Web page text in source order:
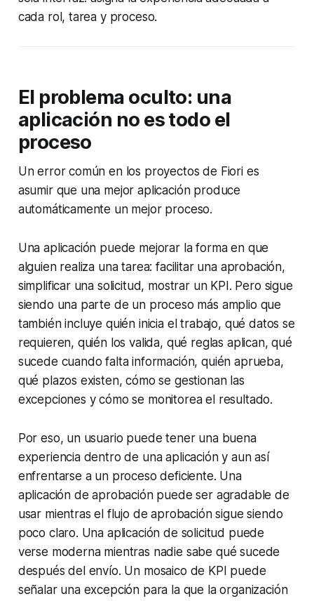
cada rol, tarea y proceso.
El problema oculto: una
aplicación no es todo el
proceso
Un error común en los proyectos de Fiori es
asumir que una mejor aplicación produce
automáticamente un mejor proceso.
Una aplicación puede mejorar la forma en que
alguien realiza una tarea: facilitar una aprobación,
simplificar una solicitud, mostrar un KPI. Pero sigue
siendo una parte de un proceso más amplio que
también incluye quién inicia el trabajo, qué datos se
requieren, quién los valida, qué reglas aplican, qué
sucede cuando falta información, quién aprueba,
qué plazos existen, cómo se gestionan las
excepciones y cómo se monitorea el resultado.
Por eso, un usuario puede tener una buena
experiencia dentro de una aplicación y aun así
enfrentarse a un proceso deficiente. Una
aplicación de aprobación puede ser agradable de
usar mientras el flujo de aprobación sigue siendo
poco claro. Una aplicación de solicitud puede
verse moderna mientras nadie sabe qué sucede
después del envío. Un mosaico de KPI puede
señalar una excepción para la que la organización